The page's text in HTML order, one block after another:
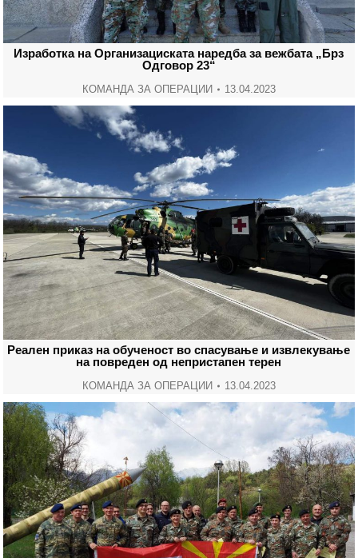
Изработка на Организациската наредба за вежбата „Брз
Одговор 23“
КОМАНДА ЗА ОПЕРАЦИИ 13.04.2023
Реален приказ на обученост во спасување и извлекување
на повреден од непристапен терен
КОМАНДА ЗА ОПЕРАЦИИ 13.04.2023